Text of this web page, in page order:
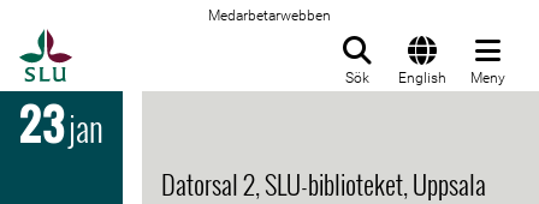
Medarbetarwebben
Sök English Meny
23jan
Datorsal 2, SLU-biblioteket, Uppsala